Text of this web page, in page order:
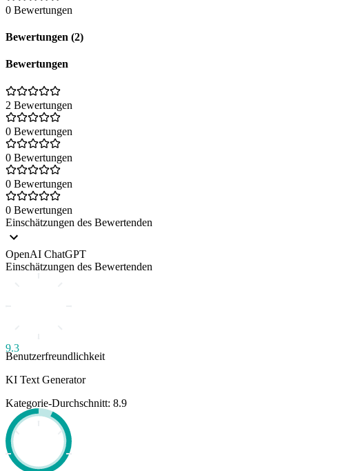
0 Bewertungen
Bewertungen (2)
Bewertungen
2 Bewertungen
0 Bewertungen
0 Bewertungen
0 Bewertungen
0 Bewertungen
Einschätzungen des Bewertenden
OpenAI ChatGPT
Einschätzungen des Bewertenden
9.3
Benutzerfreundlichkeit
KI Text Generator
Kategorie-Durchschnitt: 8.9